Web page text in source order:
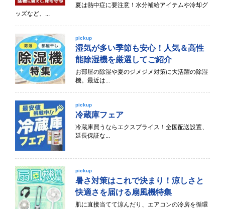
夏は熱中症に要注意！水分補給アイテムや冷却グ
ッズなど、...
pickup
湿気が多い季節も安心！人気＆高性
能除湿機を厳選してご紹介
お部屋の除湿や夏のジメジメ対策に大活躍の除湿
機。最近は...
pickup
冷蔵庫フェア
冷蔵庫買うならエクスプライス！全国配送設置、
延長保証な...
pickup
暑さ対策はこれで決まり！涼しさと
快適さを届ける扇風機特集
肌に直接当てて涼んだり、エアコンの冷房を循環